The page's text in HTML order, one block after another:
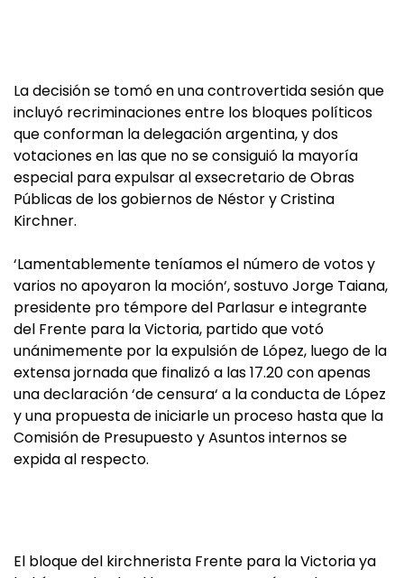
La decisión se tomó en una controvertida sesión que
incluyó recriminaciones entre los bloques políticos
que conforman la delegación argentina, y dos
votaciones en las que no se consiguió la mayoría
especial para expulsar al exsecretario de Obras
Públicas de los gobiernos de Néstor y Cristina
Kirchner.
‘Lamentablemente teníamos el número de votos y
varios no apoyaron la moción‘, sostuvo Jorge Taiana,
presidente pro témpore del Parlasur e integrante
del Frente para la Victoria, partido que votó
unánimemente por la expulsión de López, luego de la
extensa jornada que finalizó a las 17.20 con apenas
una declaración ‘de censura‘ a la conducta de López
y una propuesta de iniciarle un proceso hasta que la
Comisión de Presupuesto y Asuntos internos se
expida al respecto.
El bloque del kirchnerista Frente para la Victoria ya